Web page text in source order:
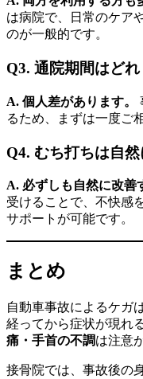
は病院で、日常のケア
のが一般的です。
Q3. 通院期間はど
A. 個人差があります。
るため、まずは一度ご
Q4. むち打ちは自
A. 必ずしも自然に改善
受けることで、不快感
サポートが可能です。
まとめ
自動車事故によるケガ
経ってから症状が現れ
痛・手首の不調は注意
接骨院では、事故後の